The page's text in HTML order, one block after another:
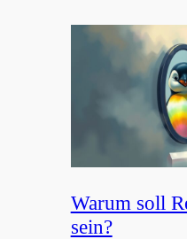
Warum soll
sein?